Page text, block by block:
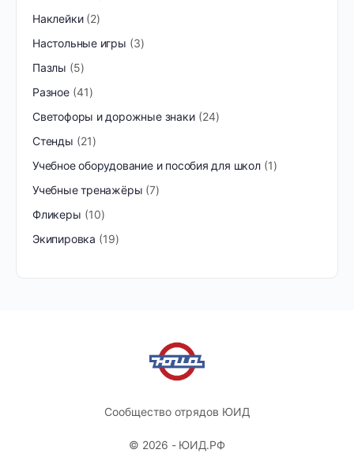
Наклейки 2
Настольные игры
3
Пазлы
5
Разное 41
Светофоры и дорожные знаки
24
Стенды
21
Учебное оборудование и пособия для школ 1
Учебные тренажёры 7
Фликеры
10
Экипировка
19
Сообщество отрядов ЮИД
© 2026 - ЮИД.РФ